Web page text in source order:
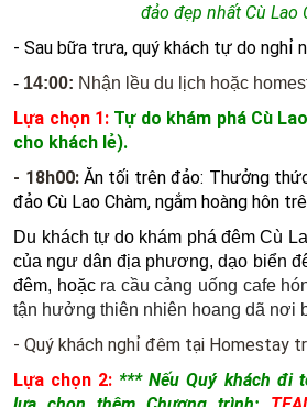
đảo đẹp nhất Cù Lao
- Sau bữa trưa, quý khách tự do nghỉ
- 14:00: Nhận lều du lịch hoặc
Lựa chọn 1: Tự do khám phá Cù
cho khách lẻ).
- 18h00: Ăn tối trên đảo: Thưởng
đảo Cù Lao Chàm, ngắm hoàng hôn
Du khách tự do khám phá đêm Cù
của ngư dân địa phương, dạo biển
đêm, hoặc ra cầu cảng uống cafe
tận hưởng thiên nhiên hoang dã nơi
- Quý khách nghỉ đêm tại Homestay
Lựa chọn 2: *** Nếu Quý khách đi